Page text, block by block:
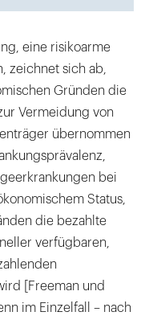
eine risikoarme
zeichnet sich ab,
Gründen die
Vermeidung von
übernommen
bei
Status,
die bezahlte
verfügbaren,
[Freeman und
im Einzelfall – nach